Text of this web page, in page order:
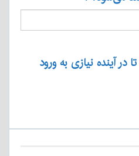
در آینده نیازی به ورود